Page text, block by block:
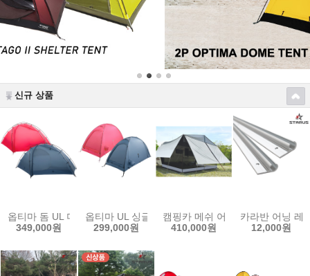
신규 상품
옵티마 돔 UL 더블월
349,000원
옵티마 UL 싱글월
299,000원
캠핑카 메쉬 어닝룸 텐트
410,000원
카라반 어닝 레
12,000원